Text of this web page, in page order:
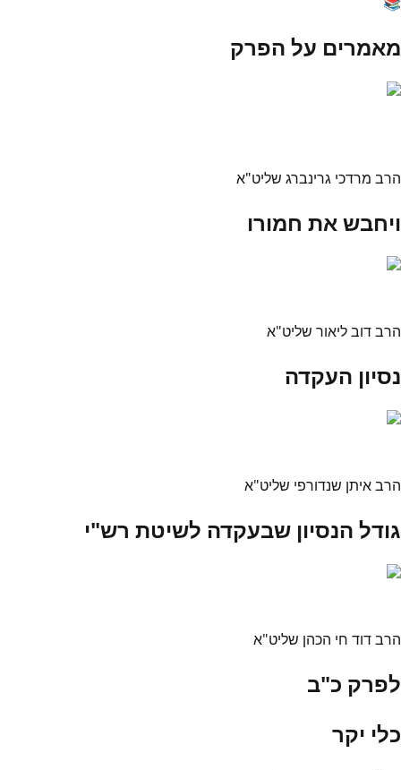
מאמרים על הפרק
הרב מרדכי גרינברג שליט"א
ויחבש את חמורו
הרב דוב ליאור שליט"א
נסיון העקדה
הרב איתן שנדורפי שליט"א
גודל הנסיון שבעקדה לשיטת רש"י
הרב דוד חי הכהן שליט"א
לפרק כ"ב
כלי יקר